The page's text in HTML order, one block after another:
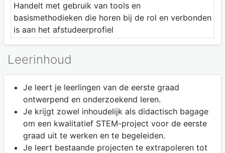
Handelt met gebruik van tools en
basismethodieken die horen bij de rol en verbonden
is aan het afstudeerprofiel
Leerinhoud
Je leert je leerlingen van de eerste graad
ontwerpend en onderzoekend leren.
Je krijgt zowel inhoudelijk als didactisch bagage
om een kwalitatief STEM-project voor de eerste
graad uit te werken en te begeleiden.
Je leert bestaande projecten te extrapoleren tot